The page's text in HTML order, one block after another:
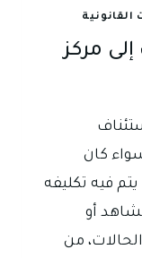
مركز
كان
فيه تكليفه
أو
من